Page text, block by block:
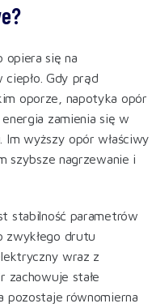
się na
Gdy prąd
oporze, napotyka opór
zamienia się w
wyższy opór właściwy
szybsze nagrzewanie i
stabilność parametrów
zwykłego drutu
wraz z
zachowuje stałe
pozostaje równomierna